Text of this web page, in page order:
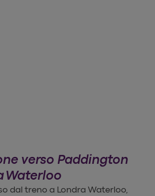
verso Paddington
Waterloo
dal treno a Londra Waterloo,